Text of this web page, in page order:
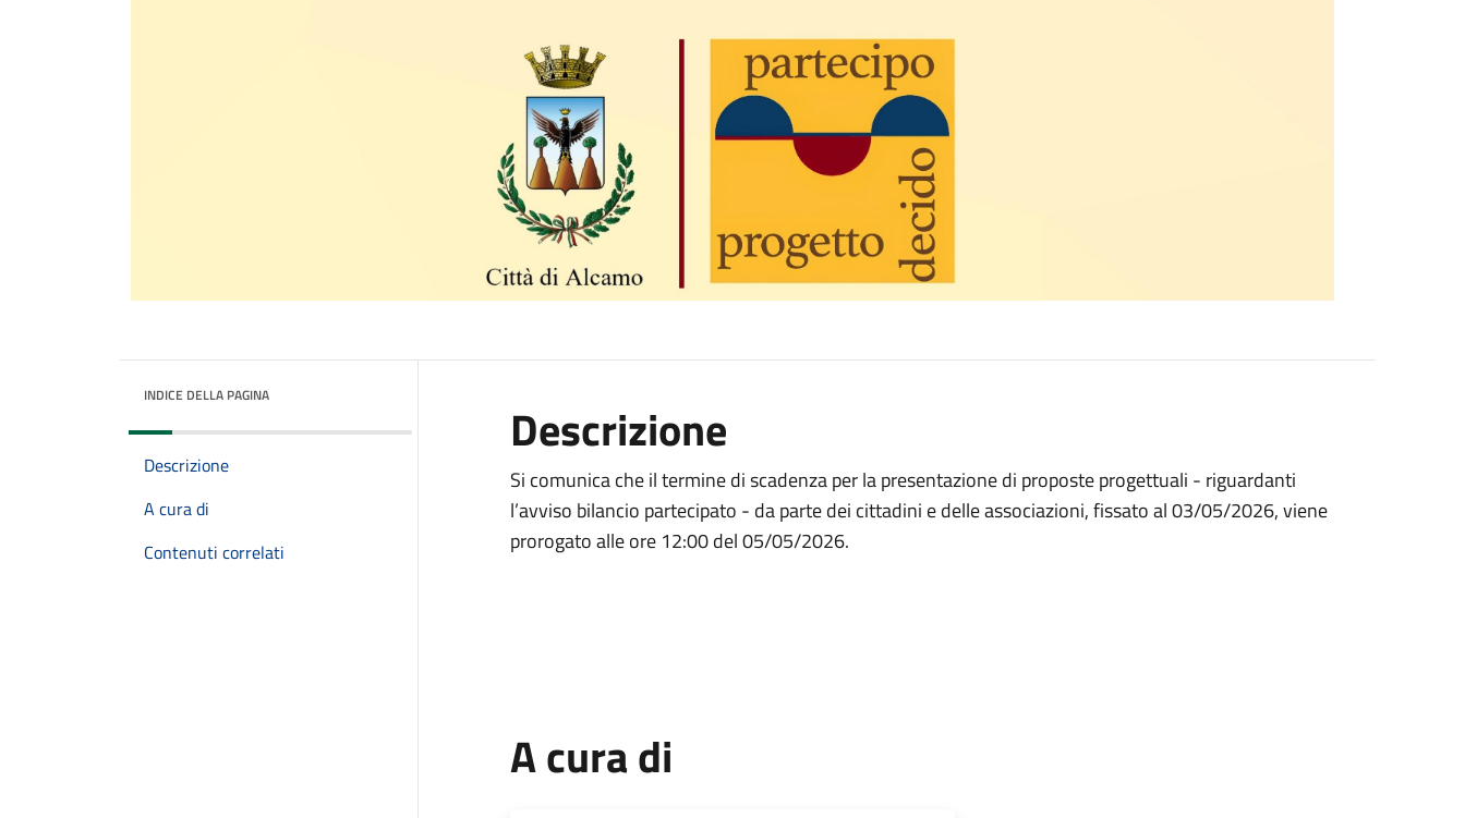
INDICE DELLA PAGINA
Descrizione
A cura di
Contenuti correlati
Descrizione
Si comunica che il termine di scadenza per la presentazione di proposte progettuali - riguardanti
l’avviso bilancio partecipato - da parte dei cittadini e delle associazioni, fissato al 03/05/2026, viene
prorogato alle ore 12:00 del 05/05/2026.
A cura di